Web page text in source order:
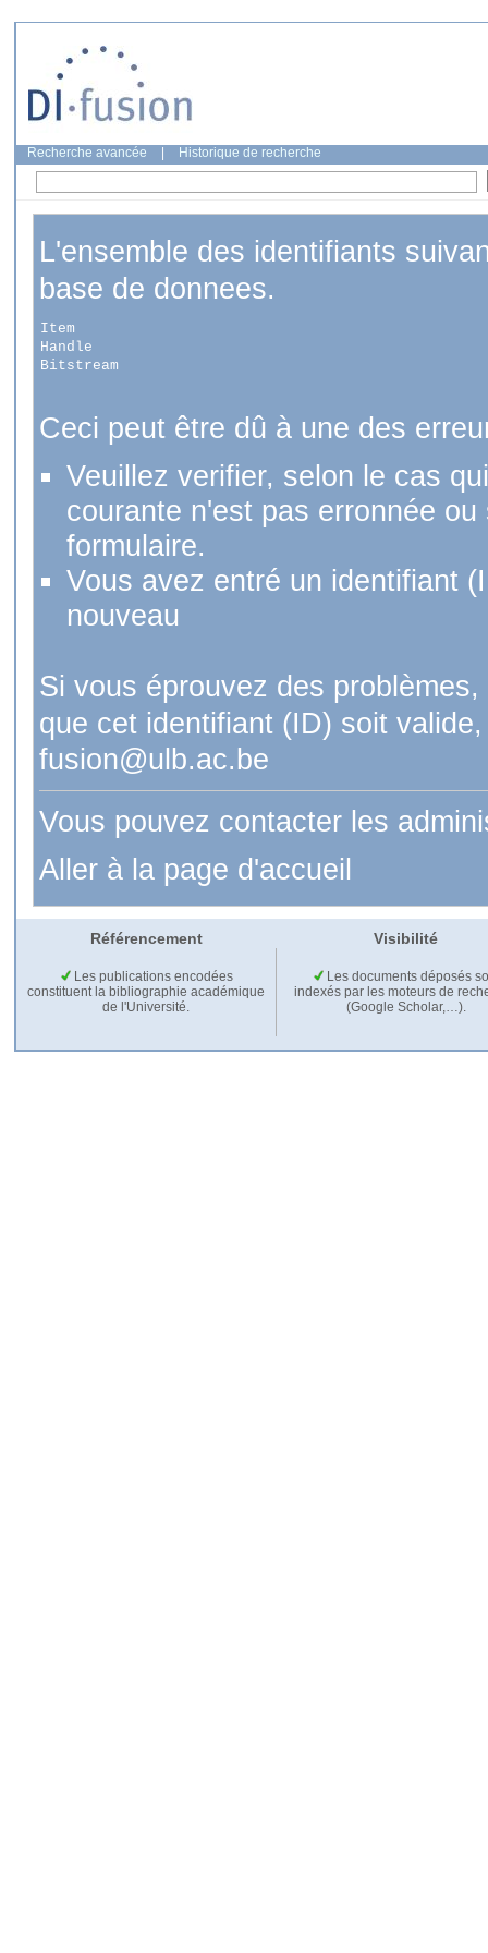
Recherche avancée Historique de recherche
L'ensemble des identifiants
base de donnees.
Item
Handle
Bitstream
Ceci peut être dû à une des
Veuillez verifier, selon le cas
courante n'est pas erronnée
formulaire.
Vous avez entré un identifiant
nouveau
Si vous éprouvez des
que cet identifiant (ID) soit
fusion@ulb.ac.be
Vous pouvez contacter les
Aller à la page d'accueil
Référencement Visibilité
Les publications encodées
constituent la bibliographie académique
de l'Université.
Les documents déposés
indexés par les moteurs de
(Google Scholar,…).